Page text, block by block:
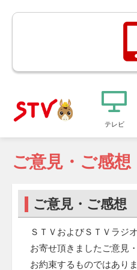
ＳＴＶ札
幌テレビ
メ
ュ
ー
テレビ
ご意見・ご感想
ご意見・ご感想
ＳＴＶおよびＳＴＶラジ
お寄せ頂きましたご意見
お約束するものではあり